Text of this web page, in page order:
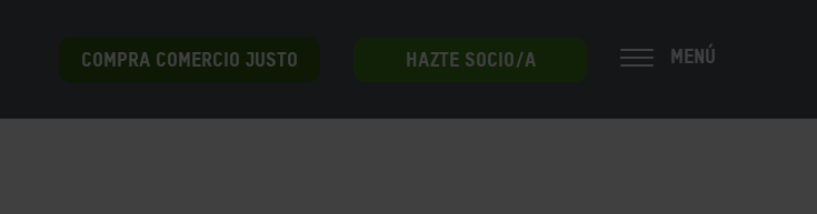
COMPRA COMERCIO JUSTO HAZTE SOCIO/A MENÚ